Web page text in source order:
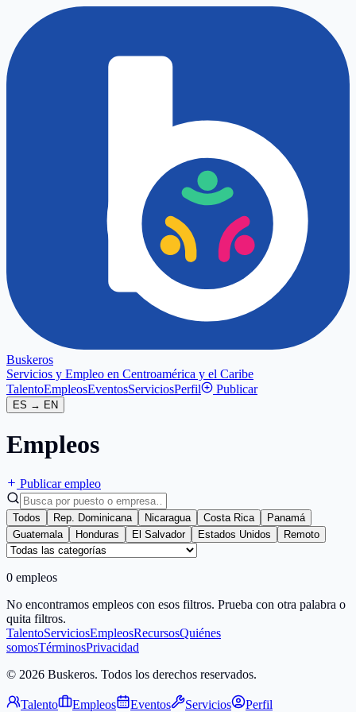
Buskeros
Servicios y Empleo en Centroamérica y el Caribe
TalentoEmpleosEventosServiciosPerfil Publicar
ES → EN
Empleos
Publicar empleo
Todos Rep. Dominicana Nicaragua Costa Rica
Panamá
Guatemala
Honduras El Salvador Estados Unidos Remoto
0 empleos
No encontramos empleos con esos filtros. Prueba con otra palabra o
quita filtros.
TalentoServiciosEmpleosRecursosQuiénes
somosTérminosPrivacidad
© 2026 Buskeros. Todos los derechos reservados.
Talento Empleos Eventos Servicios Perfil